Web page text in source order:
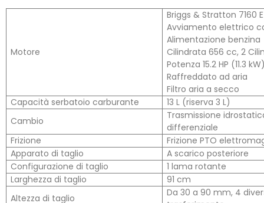
Motore
Briggs & Stratton 7160
Avviamento elettrico
Alimentazione benzina
Cilindrata 656 cc, 2
Potenza 15.2 HP (11.3
Raffreddato ad aria
Filtro aria a secco
Capacità serbatoio carburante
13 L (riserva 3 L)
Cambio
Trasmissione
differenziale
Frizione
Frizione PTO
Apparato di taglio
A scarico posteriore
Configurazione di taglio
1 lama rotante
Larghezza di taglio
91 cm
Altezza di taglio
Da 30 a 90 mm, 4